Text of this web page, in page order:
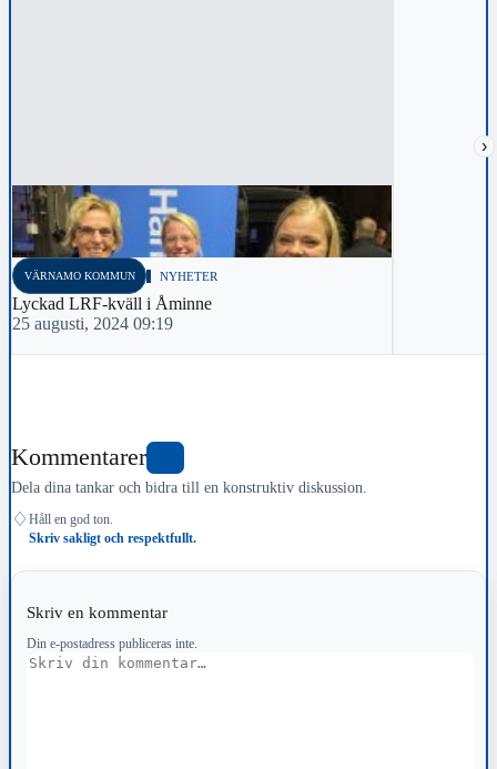
›
VÄRNAMO KOMMUN NYHETER
Lyckad LRF-kväll i Åminne
25 augusti, 2024 09:19
Kommentarer
Dela dina tankar och bidra till en konstruktiv diskussion.
♢ Håll en god ton.
Skriv sakligt och respektfullt.
Skriv en kommentar
Din e-postadress publiceras inte.
Kommentar